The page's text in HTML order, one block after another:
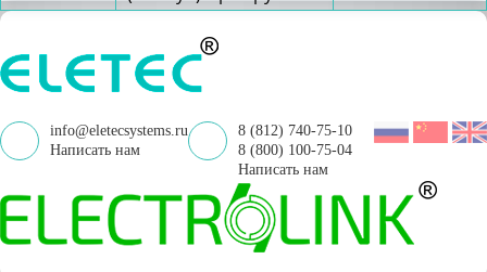
info@eletecsystems.ru
Написать нам
8 (812) 740-75-10
8 (800) 100-75-04
Написать нам